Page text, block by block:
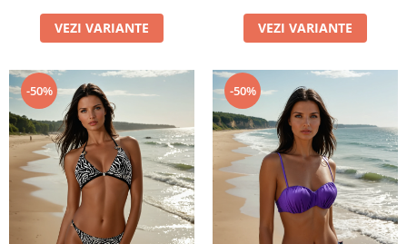
VEZI VARIANTE VEZI VARIANTE
-50% -50%